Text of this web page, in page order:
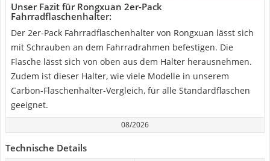
Unser Fazit für Rongxuan 2er-Pack
Fahrradflaschenhalter:
Der 2er-Pack Fahrradflaschenhalter von Rongxuan lässt sich
mit Schrauben an dem Fahrradrahmen befestigen. Die
Flasche lässt sich von oben aus dem Halter herausnehmen.
Zudem ist dieser Halter, wie viele Modelle in unserem
Carbon-Flaschenhalter-Vergleich, für alle Standardflaschen
geeignet.
08/2026
Technische Details